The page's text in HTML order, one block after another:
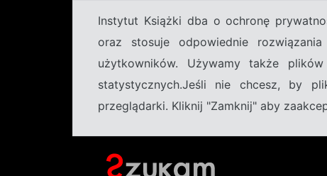
Instytut Książki dba o ochronę
oraz stosuje odpowiednie
użytkowników. Używamy także
statystycznych.Jeśli nie chcesz, by
przeglądarki. Kliknij "Zamknij" aby